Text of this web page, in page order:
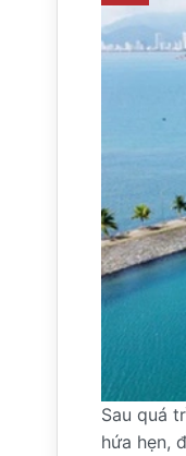
Sau quá
hứa hẹn,